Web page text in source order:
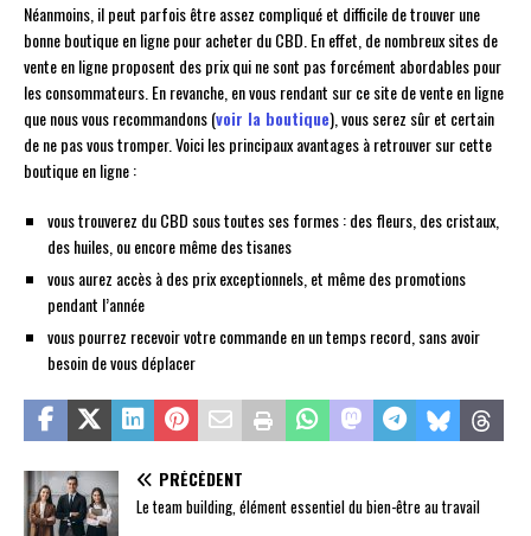
Néanmoins, il peut parfois être assez compliqué et difficile de trouver une
bonne boutique en ligne pour acheter du CBD. En effet, de nombreux sites de
vente en ligne proposent des prix qui ne sont pas forcément abordables pour
les consommateurs. En revanche, en vous rendant sur ce site de vente en ligne
que nous vous recommandons (voir la boutique), vous serez sûr et certain
de ne pas vous tromper. Voici les principaux avantages à retrouver sur cette
boutique en ligne :
vous trouverez du CBD sous toutes ses formes : des fleurs, des cristaux,
des huiles, ou encore même des tisanes
vous aurez accès à des prix exceptionnels, et même des promotions
pendant l’année
vous pourrez recevoir votre commande en un temps record, sans avoir
besoin de vous déplacer
PRÉCÉDENT
Le team building, élément essentiel du bien-être au travail